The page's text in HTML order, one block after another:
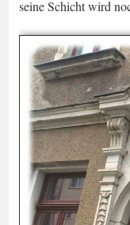
seine Schicht wird